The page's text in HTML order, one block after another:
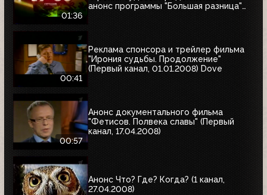
01:36
анонс программы "Большая разница"
00:41
Реклама спонсора и трейлер фильма
"Ирония судьбы. Продолжение"
(Первый канал, 01.01.2008) Dove
00:57
Анонс документального фильма
"Фетисов. Полвека славы" (Первый
канал, 17.04.2008)
Анонс Что? Где? Когда? (1 канал,
27.04.2008)